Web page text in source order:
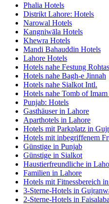
Phalia Hotels
Distrikt Lahore: Hotels
Narowal Hotels
Kangniwāla Hotels
Khewra Hotels
Mandi Bahauddin Hotels
Lahore Hotels
Hotels nahe Festung Rohtas
Hotels nahe Bagh-e Jinnah
Hotels nahe Sialkot Intl.
Hotels nahe Tomb of
Punjab: Hotels
Gasthäuser in Lahore
Aparthotels in Lahore
Hotels mit Parkplatz in
Hotels mit inbegriffenem
Günstige in Punjab
Günstige in Sialkot
Haustierfreundliche in
Familien in Lahore
Hotels mit Fitnessbereich
3-Sterne-Hotels in
2-Sterne-Hotels in